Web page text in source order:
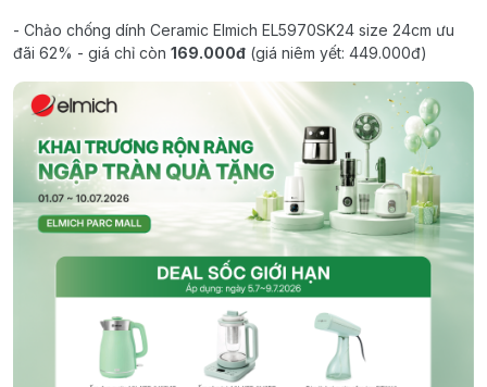
- Chảo chống dính Ceramic Elmich EL5970SK24 size 24cm ưu
đãi 62% - giá chỉ còn 169.000đ (giá niêm yết: 449.000đ)